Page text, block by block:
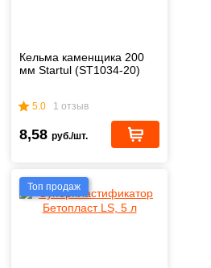
Кельма каменщика 200
мм Startul (ST1034-20)
5.0 1 отзыв
8,58 руб./шт.
Топ продаж